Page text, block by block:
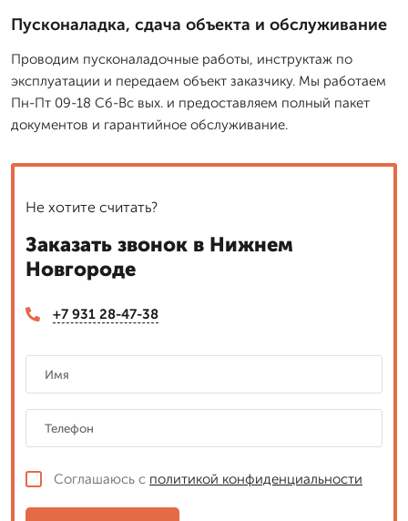
Пусконаладка, сдача объекта и обслуживание
Проводим пусконаладочные работы, инструктаж по
эксплуатации и передаем объект заказчику. Мы работаем
Пн-Пт 09-18 Сб-Вс вых. и предоставляем полный пакет
документов и гарантийное обслуживание.
Не хотите считать?
Заказать звонок в Нижнем
Новгороде
+7 931 28-47-38
Соглашаюсь с политикой конфиденциальности